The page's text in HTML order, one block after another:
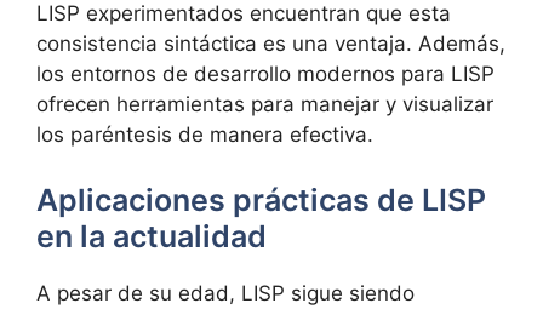
LISP experimentados encuentran que esta
consistencia sintáctica es una ventaja. Además,
los entornos de desarrollo modernos para LISP
ofrecen herramientas para manejar y visualizar
los paréntesis de manera efectiva.
Aplicaciones prácticas de LISP
en la actualidad
A pesar de su edad, LISP sigue siendo